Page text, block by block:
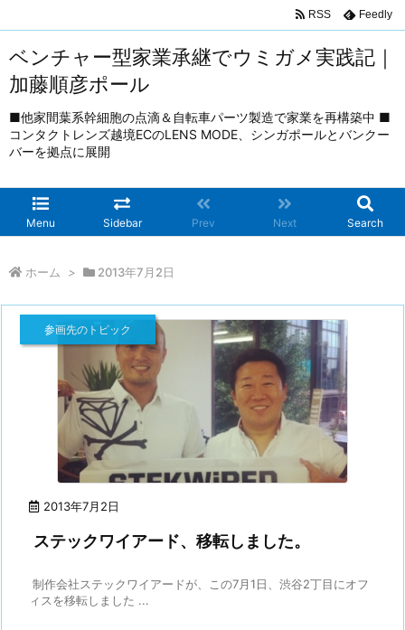
ベンチャー型家業承継でウミガメ実践記｜
加藤順彦ポール
■他家間葉系幹細胞の点滴＆自転車パーツ製造で家業を再構築中 ■
コンタクトレンズ越境ECのLENS MODE、シンガポールとバンクー
バーを拠点に展開
Menu Sidebar Prev Next Search
RSS Feedly
ホーム > 2013年7月2日
2013年7月2日
参画先のトピック
ステックワイアード、移転しました。
制作会社ステックワイアードが、この7月1日、渋谷2丁目にオフ
ィスを移転しました ...